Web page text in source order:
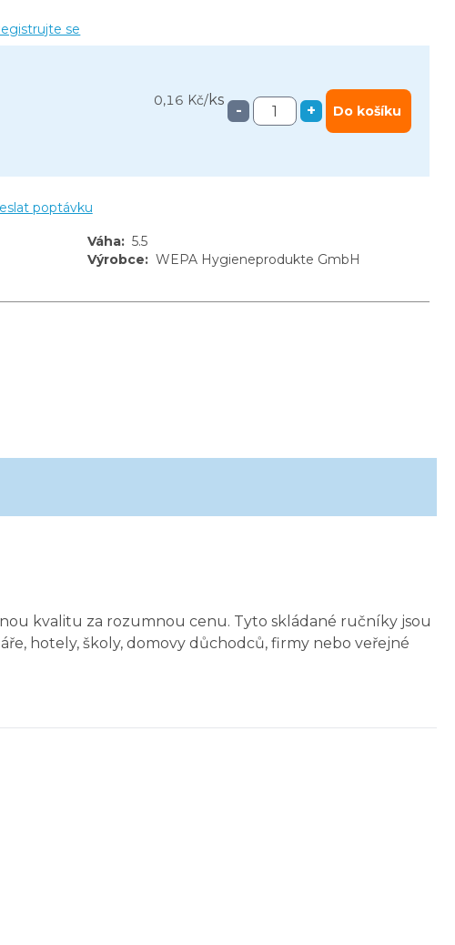
0,16 Kč/ks
- + Do košíku
se
poptávku
Váha: 5.5
Výrobce: WEPA Hygieneprodukte GmbH
kvalitu za rozumnou cenu. Tyto skládané ručníky jsou
hotely, školy, domovy důchodců, firmy nebo veřejné